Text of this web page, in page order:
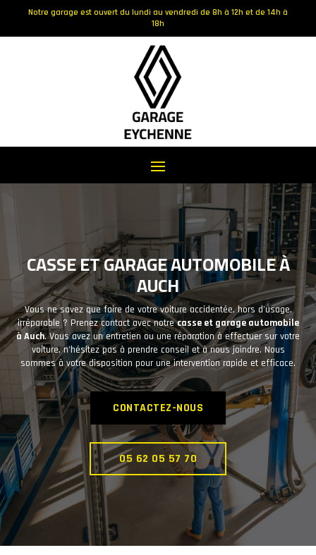
Notre garage est ouvert du lundi au vendredi de 8h à 12h et de 14h à
18h
CASSE ET GARAGE AUTOMOBILE À
AUCH
Vous ne savez que faire de votre voiture accidentée, hors d’usage,
irréparable ? Prenez contact avec notrecasse et garage automobile
à Auch. Vous avez un entretien ou une réparation à effectuer sur votre
voiture, n’hésitez pas à prendre conseil et à nous joindre. Nous
sommes à votre disposition pour une intervention rapide et efficace.
CONTACTEZ-NOUS
05 62 05 57 70